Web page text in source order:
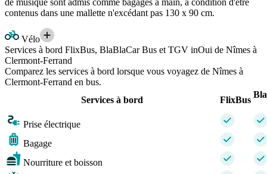
de musique sont admis comme bagages à main, à condition d'être
contenus dans une mallette n'excédant pas 130 x 90 cm.
Vélo
Services à bord FlixBus, BlaBlaCar Bus et TGV inOui de Nîmes à
Clermont-Ferrand
Comparez les services à bord lorsque vous voyagez de Nîmes à
Clermont-Ferrand en bus.
Services à bord
FlixBus
Prise électrique
Bagage
Nourriture et boisson